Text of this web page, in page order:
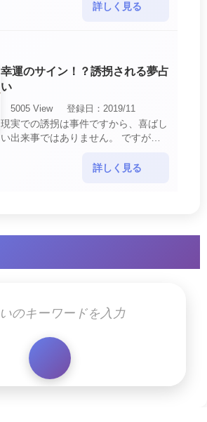
意して欲しいメッセージや警告を伝え
詳しく見る
幸運のサイン！？誘拐される夢占
い
5005 View
登録日：2019/11
現実での誘拐は事件ですから、喜ばし
い出来事ではありません。 ですが、
詳しく見る